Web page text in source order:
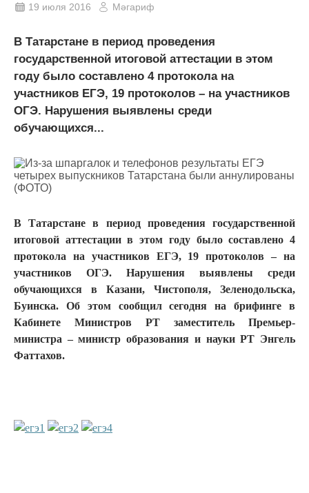
19 июля 2016 Мәгариф
В Татарстане в период проведения
государственной итоговой аттестации в этом
году было составлено 4 протокола на
участников ЕГЭ, 19 протоколов – на участников
ОГЭ. Нарушения выявлены среди
обучающихся...
В Татарстане в период проведения государственной
итоговой аттестации в этом году было составлено 4
протокола на участников ЕГЭ, 19 протоколов – на
участников ОГЭ. Нарушения выявлены среди
обучающихся в Казани, Чистополя, Зеленодольска,
Буинска. Об этом сообщил сегодня на брифинге в
Кабинете Министров РТ заместитель Премьер-
министра – министр образования и науки РТ Энгель
Фаттахов.